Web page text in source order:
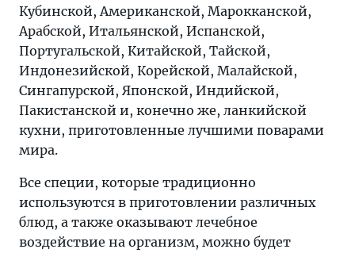
Кубинской, Американской, Марокканской,
Арабской, Итальянской, Испанской,
Португальской, Китайской, Тайской,
Индонезийской, Корейской, Малайской,
Сингапурской, Японской, Индийской,
Пакистанской и, конечно же, ланкийской
кухни, приготовленные лучшими поварами
мира.
Все специи, которые традиционно
используются в приготовлении различных
блюд, а также оказывают лечебное
воздействие на организм, можно будет